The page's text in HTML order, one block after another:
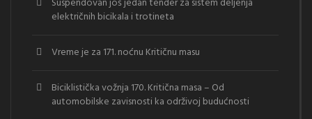
električnih bicikala i trotineta
Vreme je za 171. noćnu Kritičnu masu
Biciklistička vožnja 170. Kritična masa – Od
automobilske zavisnosti ka održivoj budućnosti